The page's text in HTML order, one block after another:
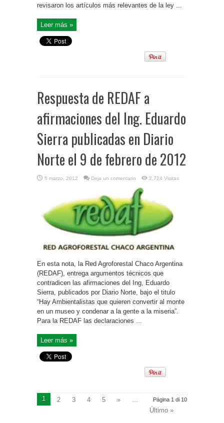
revisaron los artículos más relevantes de la ley ...
Leer más »
Respuesta de REDAF a
afirmaciones del Ing. Eduardo
Sierra publicadas en Diario
Norte el 9 de febrero de 2012
5 marzo, 2012 Deja un comentario 2,724 Visitas
En esta nota, la Red Agroforestal Chaco Argentina
(REDAF), entrega argumentos técnicos que
contradicen las afirmaciones del Ing, Eduardo
Sierra, publicados por Diario Norte, bajo el titulo
“Hay Ambientalistas que quieren convertir al monte
en un museo y condenar a la gente a la miseria”.
Para la REDAF las declaraciones ...
Leer más »
Página 1 di 10
1 2 3 4 5 »
Último »